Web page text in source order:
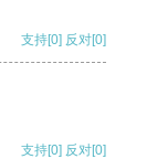
支持[0] 反对[0]
支持[0] 反对[0]